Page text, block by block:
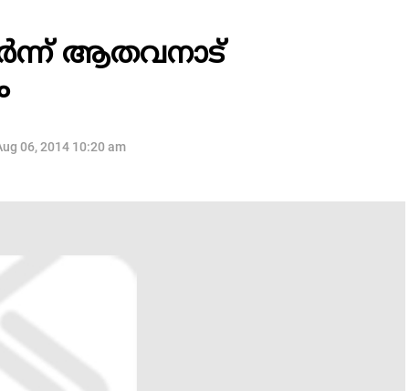
ആതവനാട്
06, 2014 10:20 am